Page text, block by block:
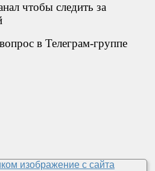
чтобы следить за
в Телеграм-группе